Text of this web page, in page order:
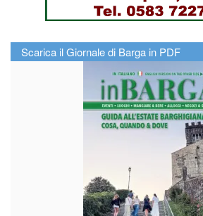
Scarica il Giornale di Barga in PDF